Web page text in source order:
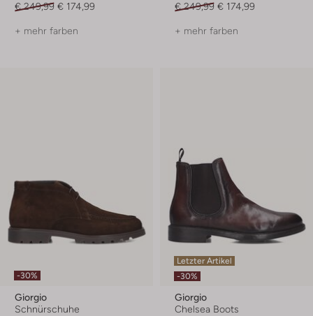
€ 249,99 € 174,99
+ mehr farben
€ 249,99 € 174,99
+ mehr farben
-30%
Giorgio
Schnürschuhe
Letzter Artikel
-30%
Giorgio
Chelsea Boots